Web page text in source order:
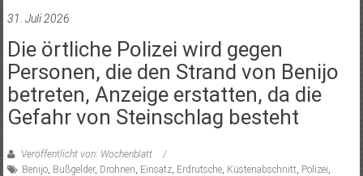
31. Juli 2026
Die örtliche Polizei wird gegen
Personen, die den Strand von Benijo
betreten, Anzeige erstatten, da die
Gefahr von Steinschlag besteht
Veröffentlicht von: Wochenblatt
Benijo, Bußgelder, Drohnen, Einsatz, Erdrutsche, Küstenabschnitt, Polizei,